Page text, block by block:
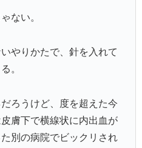
ない。
やりかたで、針を入れて
。
ろうけど、度を超えた今
膚下で横線状に内出血が
別の病院でビックリされ